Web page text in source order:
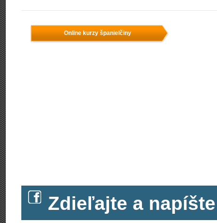
Online kurzy španielčiny
Zdieľajte a